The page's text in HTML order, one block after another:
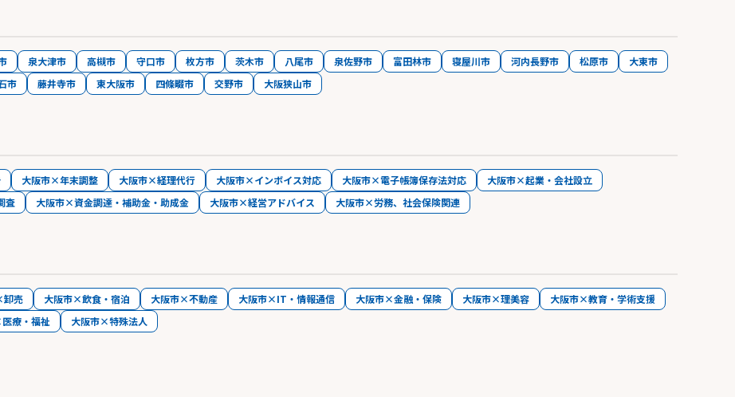
泉大津市 高槻市 守口市 枚方市 茨木市 八尾市 泉佐野市 富田林市 寝屋川市 河内長野市 松原市
大東市
市 藤井寺市 東大阪市 四條畷市 交野市 大阪狭山市
大阪市×年末調整 大阪市×経理代行 大阪市×インボイス対応 大阪市×電子帳簿保存法対応
大阪市×起業・会社設立
査 大阪市×資金調達・補助金・助成金 大阪市×経営アドバイス 大阪市×労務、社会保険関連
卸売 大阪市×飲食・宿泊 大阪市×不動産 大阪市×IT・情報通信 大阪市×金融・保険 大阪市×理美容
大阪市×教育・学術支援
療・福祉 大阪市×特殊法人